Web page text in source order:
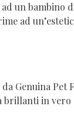
un bambino
ad
Genuina Pet
brillanti in